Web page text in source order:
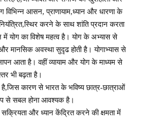
विभिन्न आसन, प्राणायाम,ध्यान और धारणा के
करने के साथ शांति प्रदान करता
में योग का विशेष महत्व है। योग के अभ्यास से
और मानसिक अवस्था सुदृढ होती है। योगाभ्यास से
आता है। वहीं व्यायाम और योग के माध्यम से
भी बढ़ता है।
है,जिस कारण से भारत के भविष्य छात्र-छात्राओं
से सबल होना आवश्यक है।
सक्रियता और ध्यान केंद्रित करने की क्षमता में